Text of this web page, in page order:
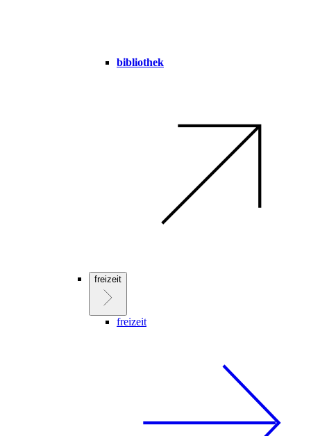
bibliothek
freizeit
freizeit